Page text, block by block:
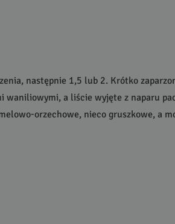
następnie 1,5 lub 2. Krótko
waniliowymi, a liście wyjęte z naparu
orzechowe, nieco gruszkowe, a